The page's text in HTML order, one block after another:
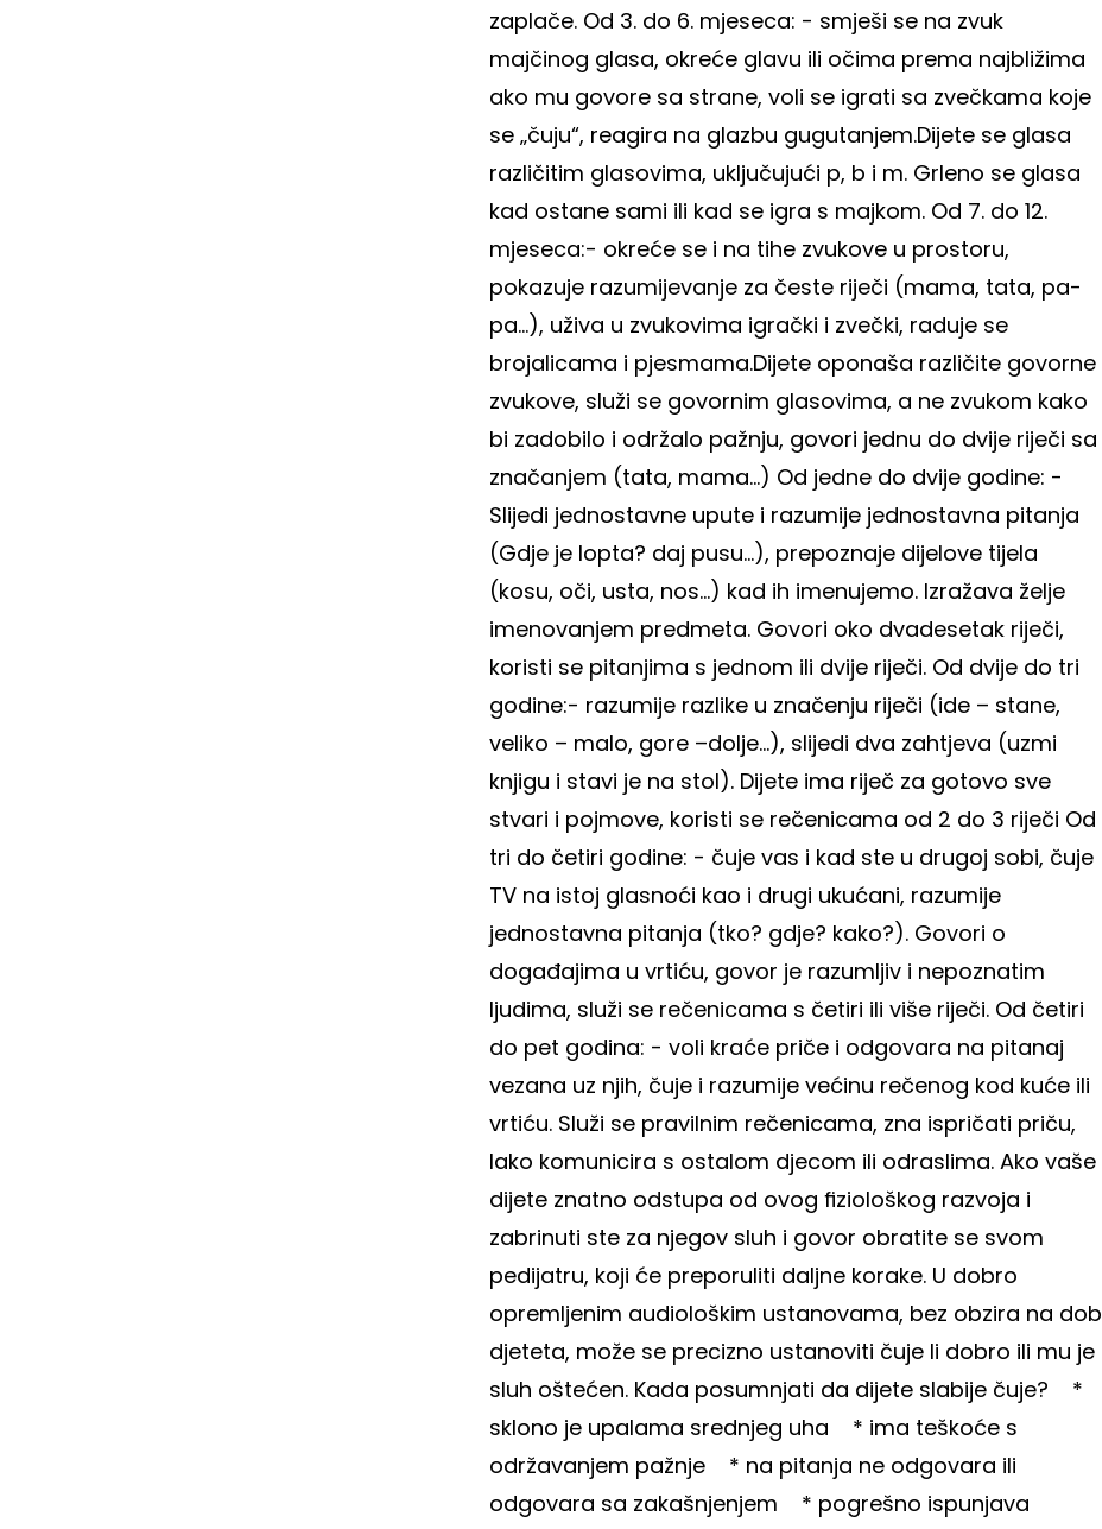
zaplače. Od 3. do 6. mjeseca: - smješi se na zvuk
majčinog glasa, okreće glavu ili očima prema najbližima
ako mu govore sa strane, voli se igrati sa zvečkama koje
se „čuju“, reagira na glazbu gugutanjem.Dijete se glasa
različitim glasovima, uključujući p, b i m. Grleno se glasa
kad ostane sami ili kad se igra s majkom. Od 7. do 12.
mjeseca:- okreće se i na tihe zvukove u prostoru,
pokazuje razumijevanje za česte riječi (mama, tata, pa-
pa...), uživa u zvukovima igrački i zvečki, raduje se
brojalicama i pjesmama.Dijete oponaša različite govorne
zvukove, služi se govornim glasovima, a ne zvukom kako
bi zadobilo i održalo pažnju, govori jednu do dvije riječi sa
značanjem (tata, mama...) Od jedne do dvije godine: -
Slijedi jednostavne upute i razumije jednostavna pitanja
(Gdje je lopta? daj pusu...), prepoznaje dijelove tijela
(kosu, oči, usta, nos...) kad ih imenujemo. Izražava želje
imenovanjem predmeta. Govori oko dvadesetak riječi,
koristi se pitanjima s jednom ili dvije riječi. Od dvije do tri
godine:- razumije razlike u značenju riječi (ide – stane,
veliko – malo, gore –dolje...), slijedi dva zahtjeva (uzmi
knjigu i stavi je na stol). Dijete ima riječ za gotovo sve
stvari i pojmove, koristi se rečenicama od 2 do 3 riječi Od
tri do četiri godine: - čuje vas i kad ste u drugoj sobi, čuje
TV na istoj glasnoći kao i drugi ukućani, razumije
jednostavna pitanja (tko? gdje? kako?). Govori o
događajima u vrtiću, govor je razumljiv i nepoznatim
ljudima, služi se rečenicama s četiri ili više riječi. Od četiri
do pet godina: - voli kraće priče i odgovara na pitanaj
vezana uz njih, čuje i razumije većinu rečenog kod kuće ili
vrtiću. Služi se pravilnim rečenicama, zna ispričati priču,
lako komunicira s ostalom djecom ili odraslima. Ako vaše
dijete znatno odstupa od ovog fiziološkog razvoja i
zabrinuti ste za njegov sluh i govor obratite se svom
pedijatru, koji će preporuliti daljne korake. U dobro
opremljenim audiološkim ustanovama, bez obzira na dob
djeteta, može se precizno ustanoviti čuje li dobro ili mu je
sluh oštećen. Kada posumnjati da dijete slabije čuje? *
sklono je upalama srednjeg uha * ima teškoće s
održavanjem pažnje * na pitanja ne odgovara ili
odgovara sa zakašnjenjem * pogrešno ispunjava